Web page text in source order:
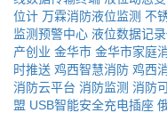
位计 万霖消防液位监测 不
监测预警中心 液位数据记
产创业 金华市 金华市家庭
时推送 鸡西智慧消防 鸡西
消防云平台 消防监测 消防
盟 USB智能安全充电插座